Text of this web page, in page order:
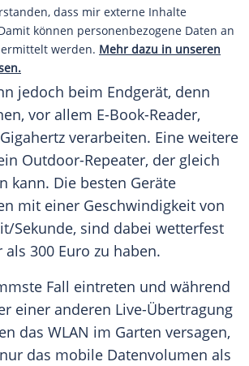
dass mir externe Inhalte
können personenbezogene Daten an
werden. Mehr dazu in unseren
jedoch beim Endgerät, denn
vor allem E-Book-Reader,
verarbeiten. Eine weitere
Outdoor-Repeater, der gleich
kann. Die besten Geräte
mit einer Geschwindigkeit von
Sekunde, sind dabei wetterfest
300 Euro zu haben.
Fall eintreten und während
einer anderen Live-Übertragung
das WLAN im Garten versagen,
das mobile Datenvolumen als